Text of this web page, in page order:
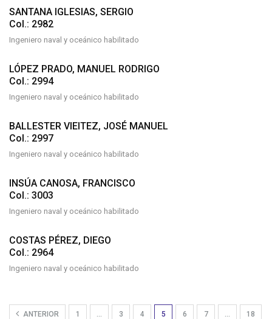
SANTANA IGLESIAS, SERGIO
Col.: 2982
Ingeniero naval y oceánico habilitado
LÓPEZ PRADO, MANUEL RODRIGO
Col.: 2994
Ingeniero naval y oceánico habilitado
BALLESTER VIEITEZ, JOSÉ MANUEL
Col.: 2997
Ingeniero naval y oceánico habilitado
INSÚA CANOSA, FRANCISCO
Col.: 3003
Ingeniero naval y oceánico habilitado
COSTAS PÉREZ, DIEGO
Col.: 2964
Ingeniero naval y oceánico habilitado
ANTERIOR 1 … 3 4 5 6 7 … 18